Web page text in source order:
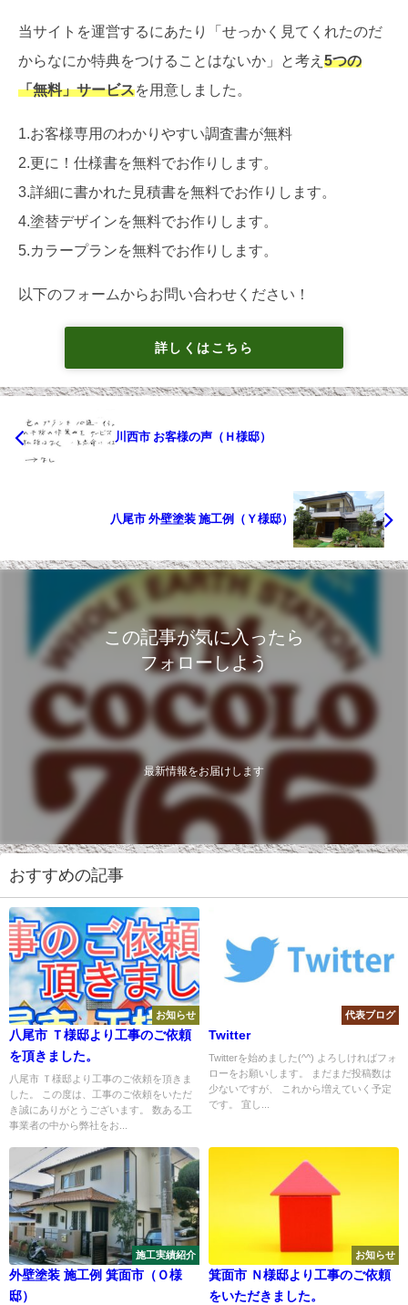
当サイトを運営するにあたり「せっかく見てくれたのだ
からなにか特典をつけることはないか」と考え 5つの
「無料」サービスを用意しました。
1.お客様専用のわかりやすい調査書が無料
2.更に！仕様書を無料でお作りします。
3.詳細に書かれた見積書を無料でお作りします。
4.塗替デザインを無料でお作りします。
5.カラープランを無料でお作りします。
以下のフォームからお問い合わせください！
詳しくはこちら
川西市 お客様の声（Ｈ様邸）
八尾市 外壁塗装 施工例（Ｙ様邸）
この記事が気に入ったら
フォローしよう
最新情報をお届けします
おすすめの記事
お知らせ
八尾市 Ｔ様邸より工事のご依頼
を頂きました。
八尾市 Ｔ様邸より工事のご依頼を頂きま
した。 この度は、工事のご依頼をいただ
き誠にありがとうございます。 数ある工
事業者の中から弊社をお...
代表ブログ
Twitter
Twitterを始めました(^^) よろしければフォ
ローをお願いします。 まだまだ投稿数は
少ないですが、 これから増えていく予定
です。 宜し...
施工実績紹介
外壁塗装 施工例 箕面市（Ｏ様
邸）
お知らせ
箕面市 Ｎ様邸より工事のご依頼
をいただきました。